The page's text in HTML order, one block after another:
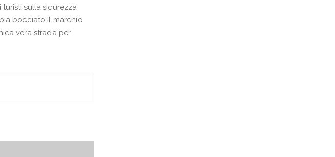
sulla sicurezza
bocciato il marchio
vera strada per